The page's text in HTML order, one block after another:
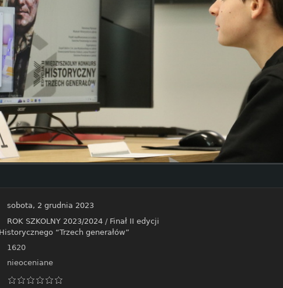
sobota, 2 grudnia 2023
ROK SZKOLNY 2023/2024 / Finał II edycji
“Trzech generałów”
1620
nieoceniane